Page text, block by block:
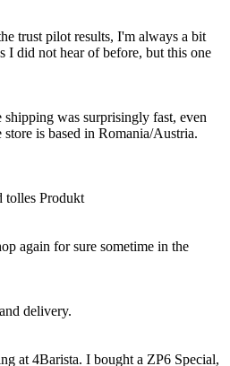
trust pilot results, I'm always a bit
I did not hear of before, but this one
was surprisingly fast, even
is based in Romania/Austria.
tolles Produkt
again for sure sometime in the
delivery.
at 4Barista. I bought a ZP6 Special,